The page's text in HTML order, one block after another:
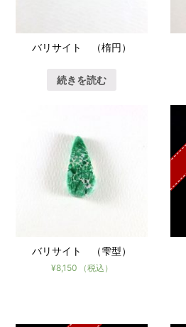
バリサイト （楕円）
続きを読む
バリサイト （雫型）
¥8,150 （税込）